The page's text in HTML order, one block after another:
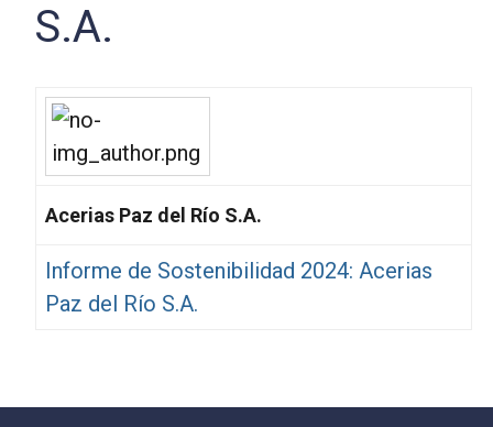
S.A.
Acerias Paz del Río S.A.
Informe de Sostenibilidad 2024: Acerias
Paz del Río S.A.